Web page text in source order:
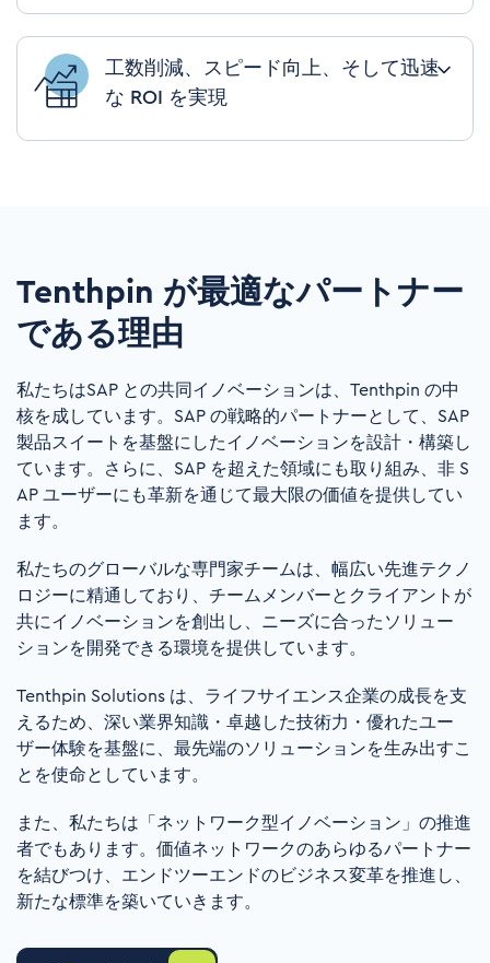
LLMなどの最新テクノロジーを、事前検
証済みの標準ソリューションとして活用
すでにリーディングカンパニーで利用さ
れている、事前検証済み標準ソリュー
工数削減、スピード向上、そして迅速
な ROI を実現
専門家を作業負荷から解放し、改善活動
成
サプライチェーン効率を向上
Tenthpin が最適なパートナー
である理由
私たちはSAP との共同イノベーションは、 Tenthpin の中
核を成しています。 SAP の戦略的パートナーとして、 SAP
製品スイートを基盤にしたイノベーションを設計・構築し
ています。さらに、 SAP を超えた領域にも取り組み、非 S
AP ユーザーにも革新を通じて最大限の価値を提供してい
ます。
私たちのグローバルな専門家チームは、幅広い先進テクノ
ロジーに精通しており、チームメンバーとクライアントが
共にイノベーションを創出し、ニーズに合ったソリュー
ションを開発できる環境を提供しています。
Tenthpin Solutions は、ライフサイエンス企業の成長を支
えるため、深い業界知識・卓越した技術力・優れたユー
ザー体験を基盤に、最先端のソリューションを生み出すこ
とを使命としています。
また、私たちは「ネットワーク型イノベーション」の推進
者でもあります。価値ネットワークのあらゆるパートナー
を結びつけ、エンドツーエンドのビジネス変革を推進し、
新たな標準を築いていきます。